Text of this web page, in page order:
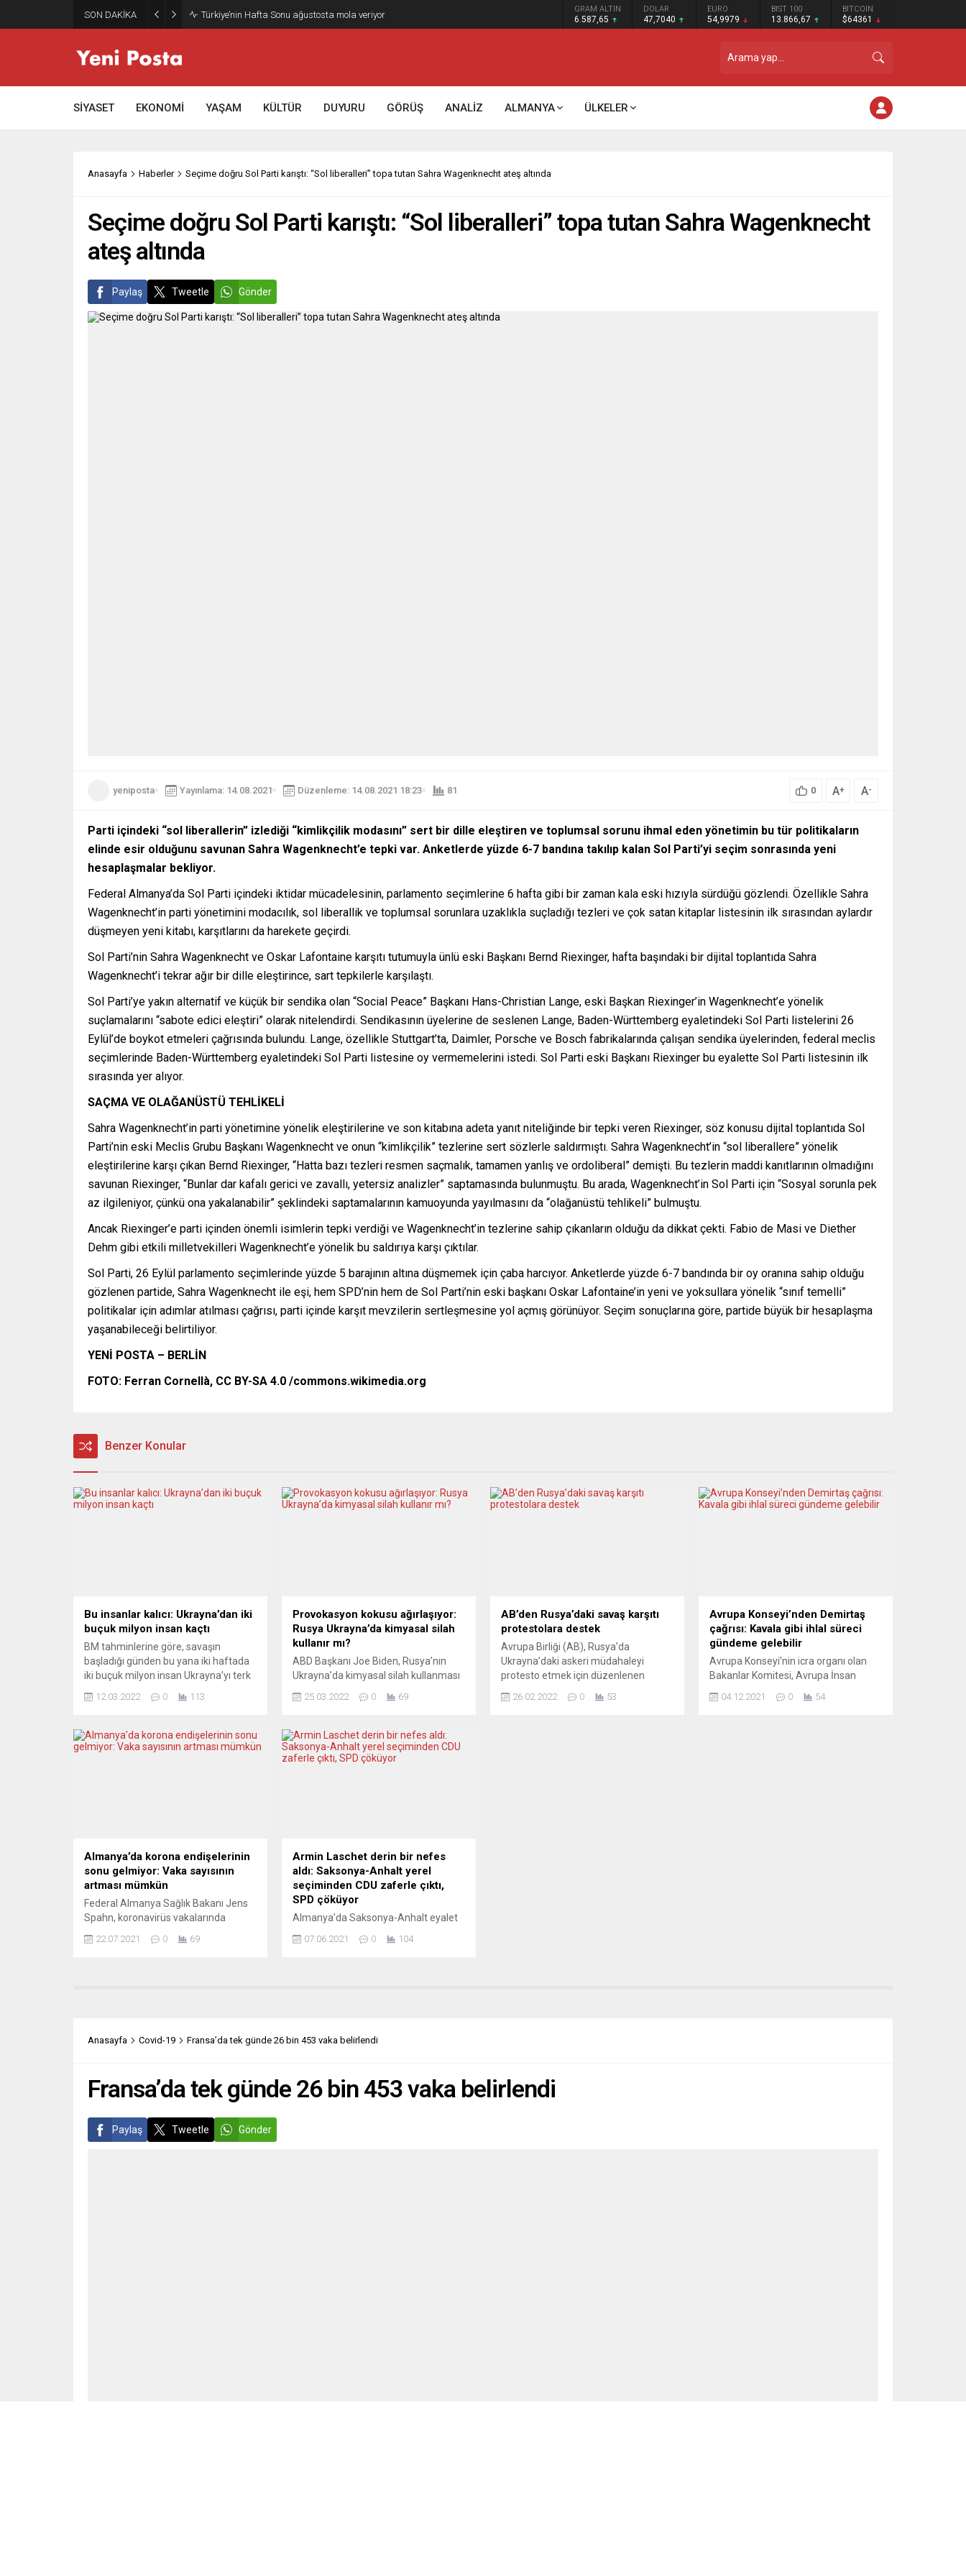
SON DAKİKA Gazze’nin geleceği: Teknokratik kontrol mü, kolonializm mi? GRAM ALTIN
6.587,65
DOLAR
47,7040
EURO
54,9979
BIST 100
13.866,67
BITCOIN
$64361
SİYASET EKONOMİ YAŞAM KÜLTÜR DUYURU GÖRÜŞ ANALİZ ALMANYA ÜLKELER
Anasayfa Haberler Seçime doğru Sol Parti karıştı: “Sol liberalleri” topa tutan Sahra Wagenknecht ateş altında
Seçime doğru Sol Parti karıştı: “Sol liberalleri” topa tutan Sahra Wagenknecht
ateş altında
Paylaş Tweetle Gönder
yeniposta Yayınlama: 14.08.2021 Düzenleme: 14.08.2021 18:23 81 0 A+ A-
Parti içindeki “sol liberallerin” izlediği “kimlikçilik modasını” sert bir dille eleştiren ve toplumsal sorunu ihmal eden yönetimin bu tür politikaların
elinde esir olduğunu savunan Sahra Wagenknecht’e tepki var. Anketlerde yüzde 6-7 bandına takılıp kalan Sol Parti’yi seçim sonrasında yeni
hesaplaşmalar bekliyor.
Federal Almanya’da Sol Parti içindeki iktidar mücadelesinin, parlamento seçimlerine 6 hafta gibi bir zaman kala eski hızıyla sürdüğü gözlendi. Özellikle Sahra
Wagenknecht’in parti yönetimini modacılık, sol liberallik ve toplumsal sorunlara uzaklıkla suçladığı tezleri ve çok satan kitaplar listesinin ilk sırasından aylardır
düşmeyen yeni kitabı, karşıtlarını da harekete geçirdi.
Sol Parti’nin Sahra Wagenknecht ve Oskar Lafontaine karşıtı tutumuyla ünlü eski Başkanı Bernd Riexinger, hafta başındaki bir dijital toplantıda Sahra
Wagenknecht’i tekrar ağır bir dille eleştirince, sart tepkilerle karşılaştı.
Sol Parti’ye yakın alternatif ve küçük bir sendika olan “Social Peace” Başkanı Hans-Christian Lange, eski Başkan Riexinger’in Wagenknecht’e yönelik
suçlamalarını “sabote edici eleştiri” olarak nitelendirdi. Sendikasının üyelerine de seslenen Lange, Baden-Württemberg eyaletindeki Sol Parti listelerini 26
Eylül’de boykot etmeleri çağrısında bulundu. Lange, özellikle Stuttgart’ta, Daimler, Porsche ve Bosch fabrikalarında çalışan sendika üyelerinden, federal meclis
seçimlerinde Baden-Württemberg eyaletindeki Sol Parti listesine oy vermemelerini istedi. Sol Parti eski Başkanı Riexinger bu eyalette Sol Parti listesinin ilk
sırasında yer alıyor.
SAÇMA VE OLAĞANÜSTÜ TEHLİKELİ
Sahra Wagenknecht’in parti yönetimine yönelik eleştirilerine ve son kitabına adeta yanıt niteliğinde bir tepki veren Riexinger, söz konusu dijital toplantıda Sol
Parti’nin eski Meclis Grubu Başkanı Wagenknecht ve onun “kimlikçilik” tezlerine sert sözlerle saldırmıştı. Sahra Wagenknecht’in “sol liberallere” yönelik
eleştirilerine karşı çıkan Bernd Riexinger, “Hatta bazı tezleri resmen saçmalık, tamamen yanlış ve ordoliberal” demişti. Bu tezlerin maddi kanıtlarının olmadığını
savunan Riexinger, “Bunlar dar kafalı gerici ve zavallı, yetersiz analizler” saptamasında bulunmuştu. Bu arada, Wagenknecht’in Sol Parti için “Sosyal sorunla pek
az ilgileniyor, çünkü ona yakalanabilir” şeklindeki saptamalarının kamuoyunda yayılmasını da “olağanüstü tehlikeli” bulmuştu.
Ancak Riexinger’e parti içinden önemli isimlerin tepki verdiği ve Wagenknecht’in tezlerine sahip çıkanların olduğu da dikkat çekti. Fabio de Masi ve Diether
Dehm gibi etkili milletvekilleri Wagenknecht’e yönelik bu saldırıya karşı çıktılar.
Sol Parti, 26 Eylül parlamento seçimlerinde yüzde 5 barajının altına düşmemek için çaba harcıyor. Anketlerde yüzde 6-7 bandında bir oy oranına sahip olduğu
gözlenen partide, Sahra Wagenknecht ile eşi, hem SPD’nin hem de Sol Parti’nin eski başkanı Oskar Lafontaine’in yeni ve yoksullara yönelik “sınıf temelli”
politikalar için adımlar atılması çağrısı, parti içinde karşıt mevzilerin sertleşmesine yol açmış görünüyor. Seçim sonuçlarına göre, partide büyük bir hesaplaşma
yaşanabileceği belirtiliyor.
YENİ POSTA – BERLİN
FOTO: Ferran Cornellà, CC BY-SA 4.0 /commons.wikimedia.org
Benzer Konular
Bu insanlar kalıcı: Ukrayna’dan iki
buçuk milyon insan kaçtı
BM tahminlerine göre, savaşın
başladığı günden bu yana iki haftada
iki buçuk milyon insan Ukrayna’yı terk
Moldova, Slovakya ve Macaristan gibi
Savaşı’ndan bu yana Avrupa’da en
hızlı büyüyen mülteci krizi. Şimdiye
12.03.2022 0 113
Provokasyon kokusu ağırlaşıyor:
Rusya Ukrayna’da kimyasal silah
kullanır mı?
ABD Başkanı Joe Biden, Rusya’nın
Ukrayna’da kimyasal silah kullanması
karşılığın da kimyasal silahın kullanım
Biden, Brüksel’de katıldığı NATO
Zirvesi’nin ardından düzenlenen basın
toplantısında “çok tehlikeli oyunların”
25.03.2022 0 69
AB’den Rusya’daki savaş karşıtı
protestolara destek
Avrupa Birliği (AB), Rusya’da
Ukrayna’daki askeri müdahaleyi
protesto etmek için düzenlenen
Dış İlişkiler ve Güvenlik Politikası
26.02.2022 0 53
Avrupa Konseyi’nden Demirtaş
çağrısı: Kavala gibi ihlal süreci
gündeme gelebilir
Avrupa Konseyi’nin icra organı olan
Bakanlar Komitesi, Avrupa İnsan
Aralık 2020 tarihli
04.12.2021 0 54
Almanya’da korona endişelerinin
sonu gelmiyor: Vaka sayısının
artması mümkün
Federal Almanya Sağlık Bakanı Jens
Spahn, koronavirüs vakalarında
yaşanabileceği konusunda uyardı.
olduğunu belirten Spahn, “Bu sayı, bu
22.07.2021 0 69
Armin Laschet derin bir nefes
aldı: Saksonya-Anhalt yerel
seçiminden CDU zaferle çıktı,
SPD çöküyor
Almanya’da Saksonya-Anhalt eyalet
Merkel’in Hıristiyan Demokrat Birlik
Parti’deki erime sürüyor. Yeşiller
07.06.2021 0 104
Anasayfa Covid-19 Fransa’da tek günde 26 bin 453 vaka belirlendi
Fransa’da tek günde 26 bin 453 vaka belirlendi
Paylaş Tweetle Gönder